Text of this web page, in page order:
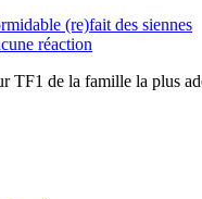
(re)fait des siennes
réaction
TF1 de la famille la plus